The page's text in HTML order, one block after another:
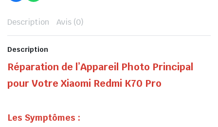
Description Avis (0)
Description
Réparation de l’Appareil Photo Principal
pour Votre Xiaomi Redmi K70 Pro
Les Symptômes :